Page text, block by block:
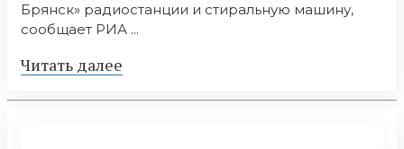
Брянск» радиостанции и стиральную машину,
сообщает РИА ...
Читать далее